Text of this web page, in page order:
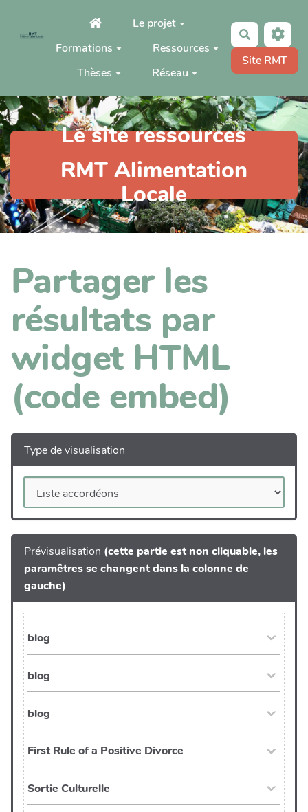
Aller au contenu principalLe projet
Formations
Ressources
Thèses
Réseau
Rechercher
Site RMT
Le site ressources
RMT Alimentation
Locale
Partager les
résultats par
widget HTML
(code embed)
Type de visualisation
Prévisualisation (cette partie est non cliquable, les
paramêtres se changent dans la colonne de
gauche)